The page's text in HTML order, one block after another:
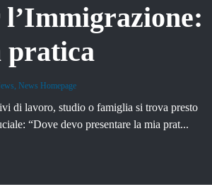
pratica
News Homepage
di lavoro, studio o famiglia si trova presto
“Dove devo presentare la mia prat...